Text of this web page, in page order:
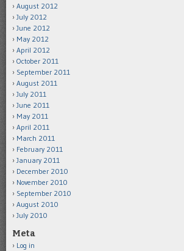
August 2012
July 2012
June 2012
May 2012
April 2012
October 2011
September 2011
August 2011
July 2011
June 2011
May 2011
April 2011
March 2011
February 2011
January 2011
December 2010
November 2010
September 2010
August 2010
July 2010
Meta
Log in